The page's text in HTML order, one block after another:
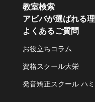
教室検索
アビバが選ばれる
よくあるご質問
お役立ちコラム
資格スクール大栄
発音矯正スクール ハ